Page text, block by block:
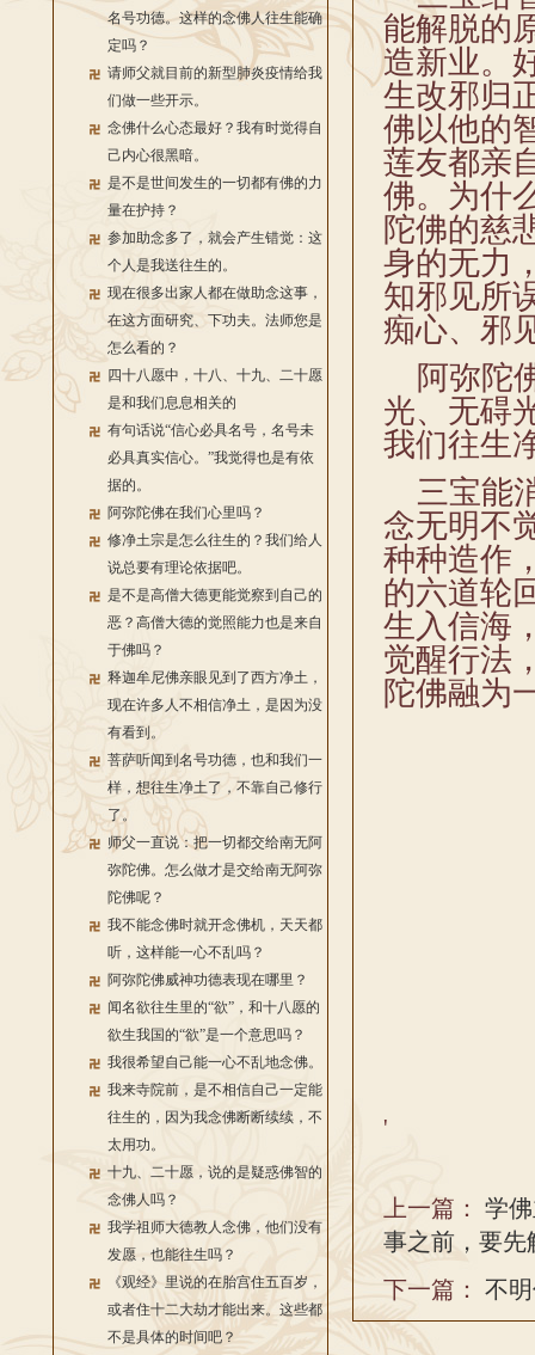
名号功德。这样的念佛人往生能确
定吗？
请师父就目前的新型肺炎疫情给我
们做一些开示。
念佛什么心态最好？我有时觉得自
己内心很黑暗。
是不是世间发生的一切都有佛的力
量在护持？
参加助念多了，就会产生错觉：这
个人是我送往生的。
现在很多出家人都在做助念这事，
在这方面研究、下功夫。法师您是
怎么看的？
四十八愿中，十八、十九、二十愿
是和我们息息相关的
有句话说“信心必具名号，名号未
必具真实信心。”我觉得也是有依
据的。
阿弥陀佛在我们心里吗？
修净土宗是怎么往生的？我们给人
说总要有理论依据吧。
是不是高僧大德更能觉察到自己的
恶？高僧大德的觉照能力也是来自
于佛吗？
释迦牟尼佛亲眼见到了西方净土，
现在许多人不相信净土，是因为没
有看到。
菩萨听闻到名号功德，也和我们一
样，想往生净土了，不靠自己修行
了。
师父一直说：把一切都交给南无阿
弥陀佛。怎么做才是交给南无阿弥
陀佛呢？
我不能念佛时就开念佛机，天天都
听，这样能一心不乱吗？
阿弥陀佛威神功德表现在哪里？
闻名欲往生里的“欲”，和十八愿的
欲生我国的“欲”是一个意思吗？
我很希望自己能一心不乱地念佛。
我来寺院前，是不相信自己一定能
往生的，因为我念佛断断续续，不
太用功。
十九、二十愿，说的是疑惑佛智的
念佛人吗？
我学祖师大德教人念佛，他们没有
发愿，也能往生吗？
《观经》里说的在胎宫住五百岁，
或者住十二大劫才能出来。这些都
不是具体的时间吧？
能解脱的
造新业。
生改邪归
佛以他的
莲友都亲
佛。为什
陀佛的慈
身的无力
知邪见所
痴心、邪
阿弥陀
光、无碍
我们往生
三宝能
念无明不
种种造作
的六道轮
生入信海
觉醒行法
陀佛融为
'
上一篇： 学
事之前，要先
下一篇： 不